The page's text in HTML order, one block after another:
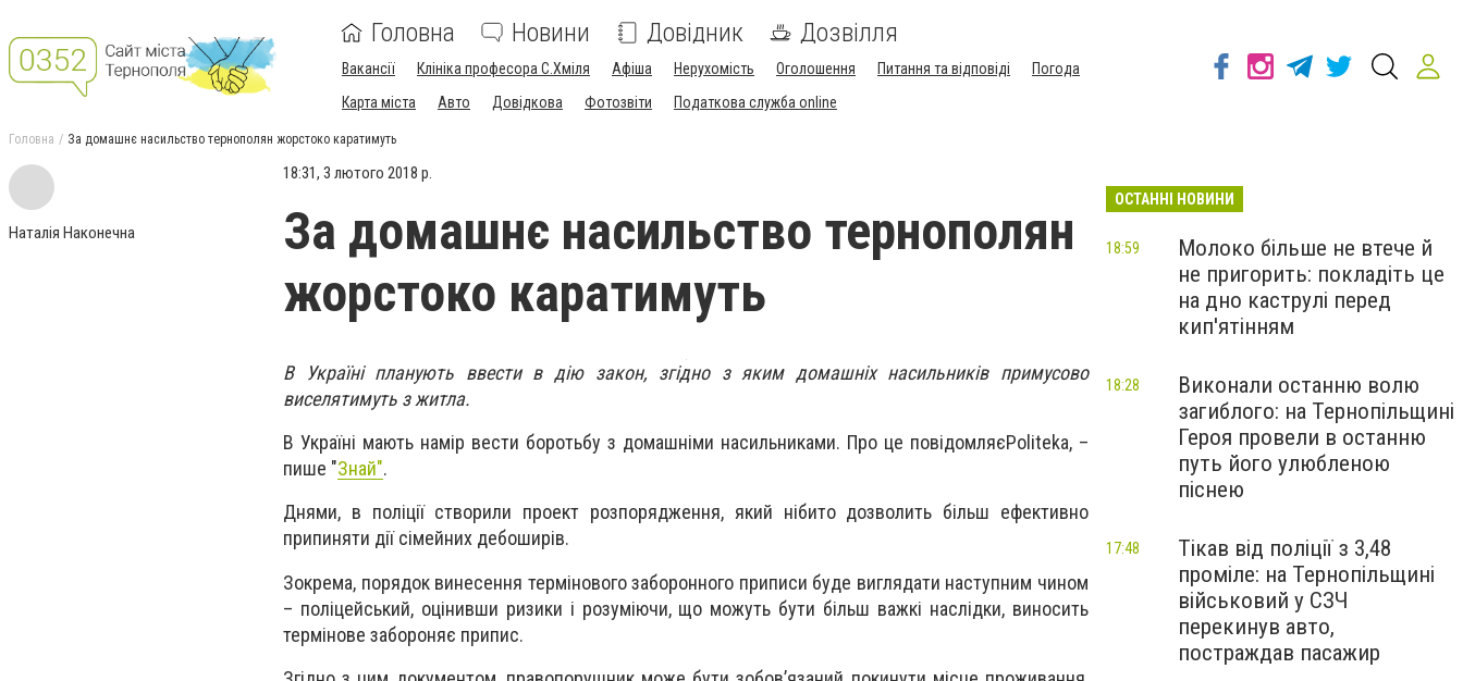
Головна Новини Довідник Дозвілля
Вакансії Клініка професора С.Хміля Афіша Нерухомість Оголошення Питання та відповіді
Погода
Карта міста
Авто Довідкова Фотозвіти Податкова служба online
Головна За домашнє насильство тернополян жорстоко каратимуть
Наталія Наконечна
18:31, 3 лютого 2018 р.
За домашнє насильство тернополян
жорстоко каратимуть
В Україні планують ввести в дію закон, згідно з яким домашніх насильників примусово
виселятимуть з житла.
В Україні мають намір вести боротьбу з домашніми насильниками. Про це повідомляєPoliteka, –
пише "Знай".
Днями, в поліції створили проект розпорядження, який нібито дозволить більш ефективно
припиняти дії сімейних дебоширів.
Зокрема, порядок винесення термінового заборонного приписи буде виглядати наступним чином
– поліцейський, оцінивши ризики і розуміючи, що можуть бути більш важкі наслідки, виносить
термінове забороняє припис.
ОСТАННІ НОВИНИ
Молоко більше не втече й
не пригорить: покладіть це
на дно каструлі перед
кип'ятінням
18:59
Виконали останню волю
загиблого: на Тернопільщині
Героя провели в останню
путь його улюбленою
піснею
18:28
Тікав від поліції з 3,48
проміле: на Тернопільщині
військовий у СЗЧ
перекинув авто,
постраждав пасажир
17:48